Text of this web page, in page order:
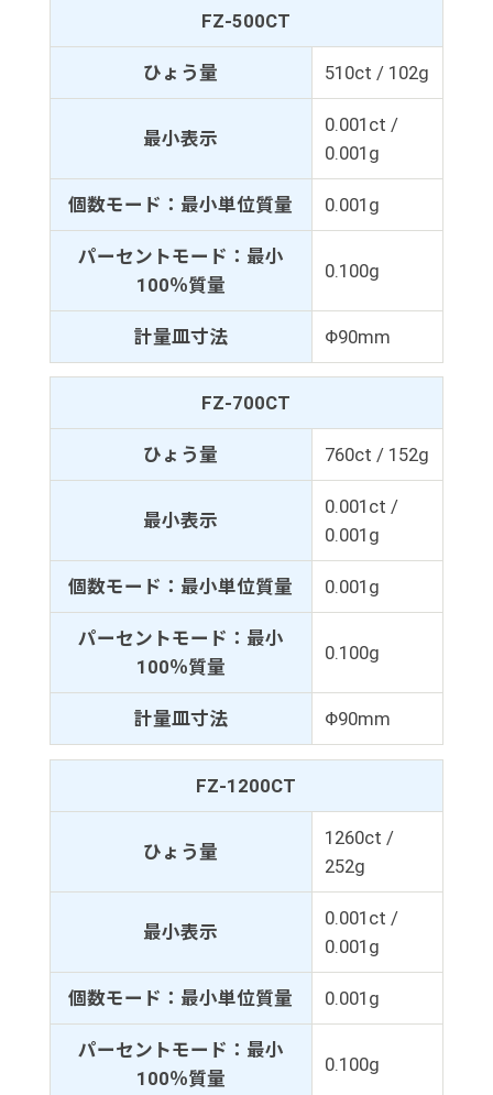
FZ-500CT
ひょう量 510ct / 102g
最小表示
0.001ct /
0.001g
個数モード：最小単位質量 0.001g
パーセントモード：最小
100％質量
0.100g
計量皿寸法 Φ90mm
FZ-700CT
ひょう量 760ct / 152g
最小表示
0.001ct /
0.001g
個数モード：最小単位質量 0.001g
パーセントモード：最小
100％質量
0.100g
計量皿寸法 Φ90mm
FZ-1200CT
ひょう量
1260ct /
252g
最小表示
0.001ct /
0.001g
個数モード：最小単位質量 0.001g
パーセントモード：最小
100％質量
0.100g